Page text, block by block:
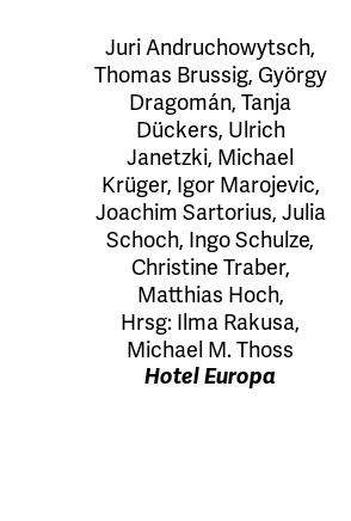
Juri Andruchowytsch,
Thomas Brussig, György
Dragomán, Tanja
Dückers, Ulrich
Janetzki, Michael
Krüger, Igor Marojevic,
Joachim Sartorius, Julia
Schoch, Ingo Schulze,
Christine Traber,
Matthias Hoch,
Hrsg: Ilma Rakusa,
Michael M. Thoss
Hotel Europa